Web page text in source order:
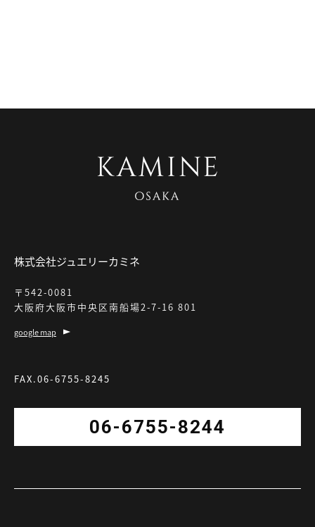
株式会社ジュエリーカミネ
〒542-0081
大阪府大阪市中央区南船場2-7-16 801
google map
FAX.06-6755-8245
06-6755-8244